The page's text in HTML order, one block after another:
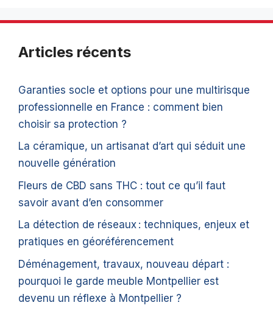
Articles récents
Garanties socle et options pour une multirisque
professionnelle en France : comment bien
choisir sa protection ?
La céramique, un artisanat d’art qui séduit une
nouvelle génération
Fleurs de CBD sans THC : tout ce qu’il faut
savoir avant d’en consommer
La détection de réseaux : techniques, enjeux et
pratiques en géoréférencement
Déménagement, travaux, nouveau départ :
pourquoi le garde meuble Montpellier est
devenu un réflexe à Montpellier ?